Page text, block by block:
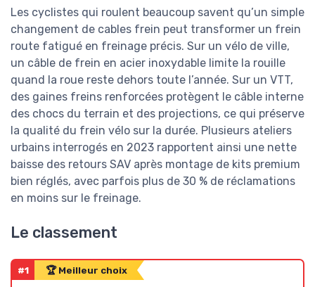
Les cyclistes qui roulent beaucoup savent qu’un simple
changement de cables frein peut transformer un frein
route fatigué en freinage précis. Sur un vélo de ville,
un câble de frein en acier inoxydable limite la rouille
quand la roue reste dehors toute l’année. Sur un VTT,
des gaines freins renforcées protègent le câble interne
des chocs du terrain et des projections, ce qui préserve
la qualité du frein vélo sur la durée. Plusieurs ateliers
urbains interrogés en 2023 rapportent ainsi une nette
baisse des retours SAV après montage de kits premium
bien réglés, avec parfois plus de 30 % de réclamations
en moins sur le freinage.
Le classement
#1 🏆 Meilleur choix